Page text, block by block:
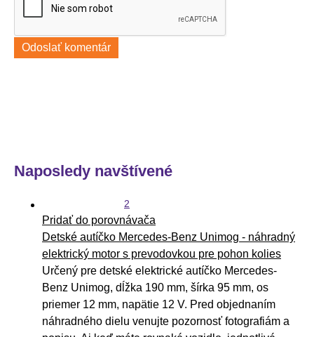
Odoslať komentár
Naposledy navštívené
2
Pridať do porovnávača
Detské autíčko Mercedes-Benz Unimog - náhradný
elektrický motor s prevodovkou pre pohon kolies
Určený pre detské elektrické autíčko Mercedes-
Benz Unimog, dĺžka 190 mm, šírka 95 mm, os
priemer 12 mm, napätie 12 V. Pred objednaním
náhradného dielu venujte pozornosť fotografiám a